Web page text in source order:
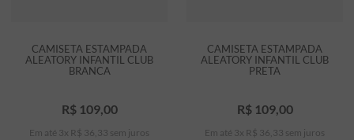
CAMISETA ESTAMPADA
ALEATORY INFANTIL CLUB
BRANCA
R$ 109,00
Em até 3 x R$ 36 33 sem juros
CAMISETA ESTAMPADA
ALEATORY INFANTIL CLUB
PRETA
R$ 109,00
Em até 3 x R$ 36 33 sem juros